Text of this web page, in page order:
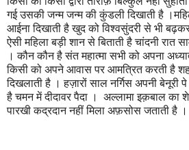
गई उसकी जन्म जन्म की कुंडली दिखाती है
आईना दिखाती है खुद को विश्वसुंदरी से भी
ऐसी महिला बड़ी शान से बिताती है चांदनी
। कौन कौन है संत महात्मा सभी को अपना
किसी को अपने आवास पर आमत्रित करती है
दिखलाती है । हज़ारों साल नर्गिस अपनी बेनूरी
है चमन में दीदावर पैदा । अल्लामा इक़बाल का
पारखी कद्रदान नहीं मिला अफ़सोस जताती है